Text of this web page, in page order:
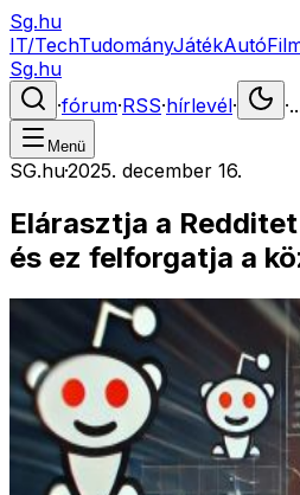
Sg.hu
IT/TechTudományJátékAutó
Sg.hu
·fórum·RSS·hírlevél· ·
Menü
SG.hu·2025. december 16.
Elárasztja a
és ez felforgatja a